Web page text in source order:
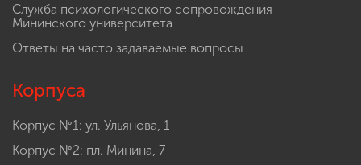
Служба психологического сопровождения
Мининского университета
Ответы на часто задаваемые вопросы
Корпуса
Корпус №1: ул. Ульянова, 1
Корпус №2: пл. Минина, 7